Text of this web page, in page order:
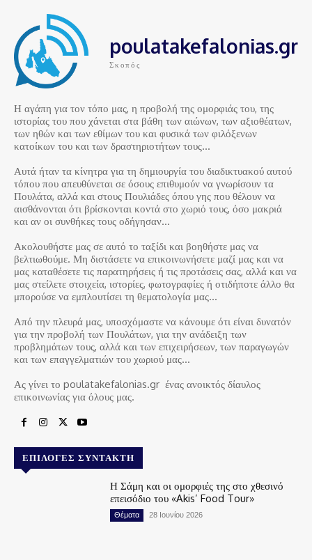
poulatakefalonias.gr
Σκοπός
Η αγάπη για τον τόπο μας, η προβολή της ομορφιάς του, της
ιστορίας του που χάνεται στα βάθη των αιώνων, των αξιοθέατων,
των ηθών και των εθίμων του και φυσικά των φιλόξενων
κατοίκων του και των δραστηριοτήτων τους…
Αυτά ήταν τα κίνητρα για τη δημιουργία του διαδικτυακού αυτού
τόπου που απευθύνεται σε όσους επιθυμούν να γνωρίσουν τα
Πουλάτα, αλλά και στους Πουλιάδες όπου γης που θέλουν να
αισθάνονται ότι βρίσκονται κοντά στο χωριό τους, όσο μακριά
και αν οι συνθήκες τους οδήγησαν…
Ακολουθήστε μας σε αυτό το ταξίδι και βοηθήστε μας να
βελτιωθούμε. Μη διστάσετε να επικοινωνήσετε μαζί μας και να
μας καταθέσετε τις παρατηρήσεις ή τις προτάσεις σας, αλλά και να
μας στείλετε στοιχεία, ιστορίες, φωτογραφίες ή οτιδήποτε άλλο θα
μπορούσε να εμπλουτίσει τη θεματολογία μας…
Από την πλευρά μας, υποσχόμαστε να κάνουμε ότι είναι δυνατόν
για την προβολή των Πουλάτων, για την ανάδειξη των
προβλημάτων τους, αλλά και των επιχειρήσεων, των παραγωγών
και των επαγγελματιών του χωριού μας…
Ας γίνει το poulatakefalonias.gr ένας ανοικτός δίαυλος
επικοινωνίας για όλους μας.
ΕΠΙΛΟΓΈΣ ΣΥΝΤΆΚΤΗ
Η Σάμη και οι ομορφιές της στο χθεσινό
επεισόδιο του «Akis’ Food Tour»
Θέματα 28 Ιουνίου 2026